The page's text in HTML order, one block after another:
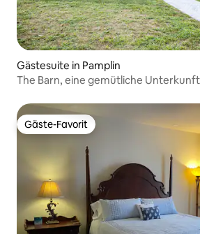
Gästesuite in Pamplin
The Barn, eine gemütliche
Gäste-Favorit
Gäste-Favorit